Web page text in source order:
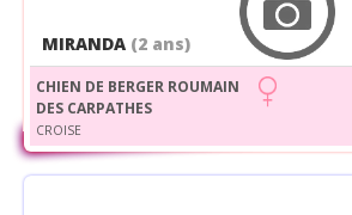
MIRANDA (2 ans)
CHIEN DE BERGER ROUMAIN
DES CARPATHES
CROISE